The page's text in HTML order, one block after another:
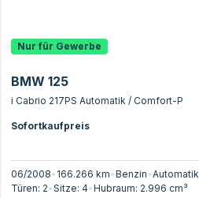
Nur für Gewerbe
BMW 125
i Cabrio 217PS Automatik / Comfort-P
Sofortkaufpreis
06/2008• 166.266 km•Benzin•Automatik
Türen: 2•Sitze: 4•Hubraum: 2.996 cm³